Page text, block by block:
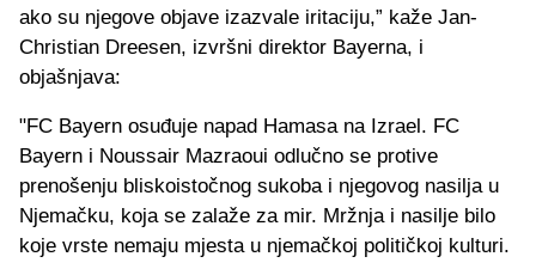
ako su njegove objave izazvale iritaciju,” kaže Jan-
Christian Dreesen, izvršni direktor Bayerna, i
objašnjava:
"FC Bayern osuđuje napad Hamasa na Izrael. FC
Bayern i Noussair Mazraoui odlučno se protive
prenošenju bliskoistočnog sukoba i njegovog nasilja u
Njemačku, koja se zalaže za mir. Mržnja i nasilje bilo
koje vrste nemaju mjesta u njemačkoj političkoj kulturi.